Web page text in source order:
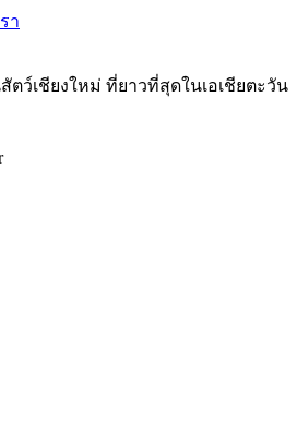
า
ว์เชียงใหม่ ที่ยาวที่สุดในเอเชียตะวัน